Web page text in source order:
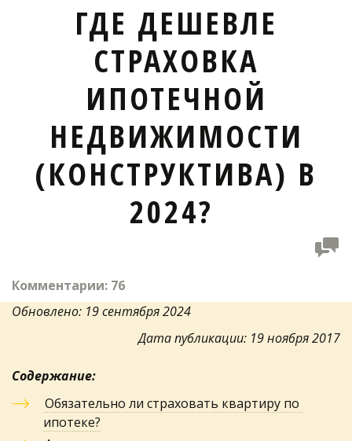
ГДЕ ДЕШЕВЛЕ
СТРАХОВКА
ИПОТЕЧНОЙ
НЕДВИЖИМОСТИ
(КОНСТРУКТИВА) В
2024?
Комментарии: 76
Обновлено: 19 сентября 2024
Дата публикации: 19 ноября 2017
Содержание:
Обязательно ли страховать квартиру по
ипотеке?